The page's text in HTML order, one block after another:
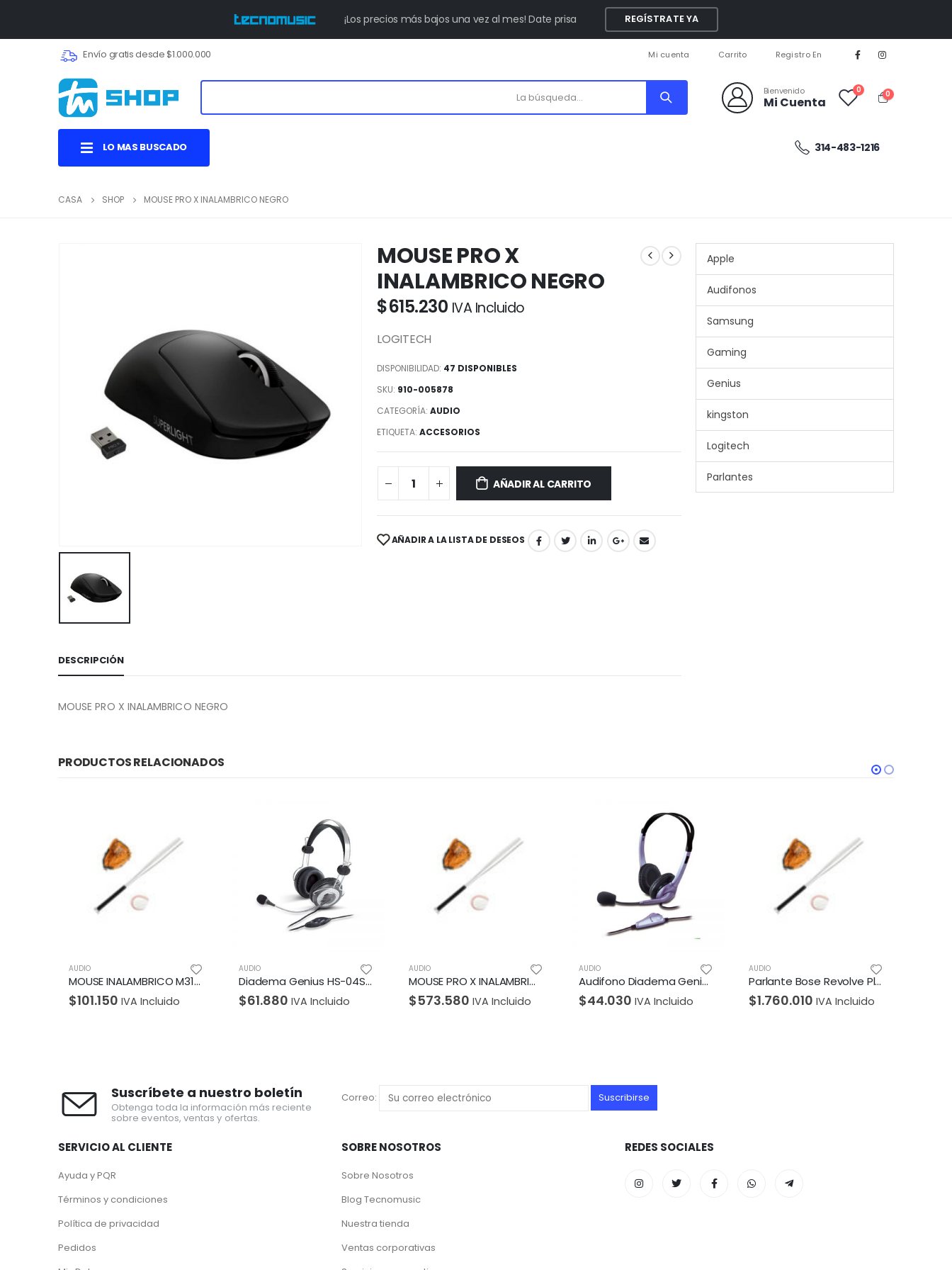
¡Los precios más bajos una vez al mes! Date prisa REGÍSTRATE YA
Envío gratis desde $1.000.000 Mi cuenta Carrito Registro En
Bienvenido
Mi Cuenta
0 0
LO MAS BUSCADO 314-483-1216
CASA SHOP MOUSE PRO X INALAMBRICO NEGRO
MOUSE PRO X
INALAMBRICO NEGRO
$615.230 IVA Incluido
LOGITECH
DISPONIBILIDAD: 47 DISPONIBLES
SKU: 910-005878
CATEGORÍA: AUDIO
ETIQUETA: ACCESORIOS
AÑADIR AL CARRITO
AÑADIR A LA LISTA DE DESEOS
DESCRIPCIÓN
MOUSE PRO X INALAMBRICO NEGRO
Apple
Audifonos
Samsung
Gaming
Genius
kingston
Logitech
Parlantes
PRODUCTOS RELACIONADOS
AUDIO
Diadema Genius HS-04SU 2 Plug
$61.880 IVA Incluido
AUDIO
MOUSE PRO X INALAMBRICO BLANCO
$573.580 IVA Incluido
AUDIO
$44.030 IVA Incluido
AUDIO
$1.760.010 IVA Incluido
AUDIO
DIADEMA G435 Wireless Gaming Headset-White
$379.610 IVA Incluido
Suscríbete a nuestro boletín
Obtenga toda la información más reciente
sobre eventos, ventas y ofertas.
Correo:
SERVICIO AL CLIENTE
Ayuda y PQR
Términos y condiciones
Política de privacidad
Pedidos
SOBRE NOSOTROS
Sobre Nosotros
Blog Tecnomusic
Nuestra tienda
Ventas corporativas
REDES SOCIALES